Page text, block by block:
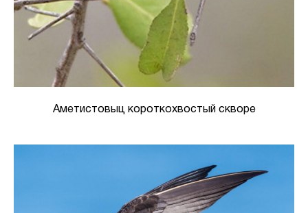
Аметистовыц короткохвостый скворе